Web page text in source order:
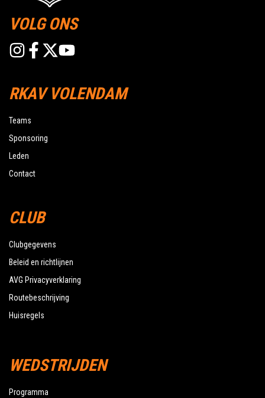
VOLG ONS
RKAV VOLENDAM
Teams
Sponsoring
Leden
Contact
CLUB
Clubgegevens
Beleid en richtlijnen
AVG Privacyverklaring
Routebeschrijving
Huisregels
WEDSTRIJDEN
Programma